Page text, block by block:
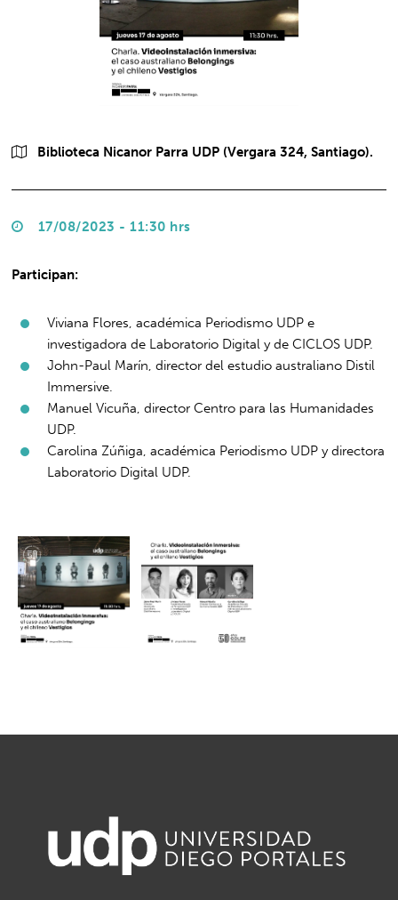
Biblioteca Nicanor Parra UDP (Vergara 324, Santiago).
17/08/2023 - 11:30 hrs
Participan:
Viviana Flores, académica Periodismo UDP e
investigadora de Laboratorio Digital y de CICLOS UDP.
John-Paul Marín, director del estudio australiano Distil
Immersive.
Manuel Vicuña, director Centro para las Humanidades
UDP.
Carolina Zúñiga, académica Periodismo UDP y directora
Laboratorio Digital UDP.